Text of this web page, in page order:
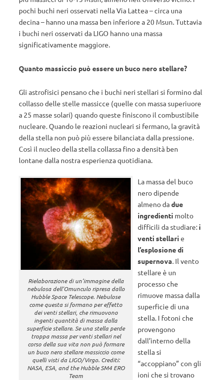
pochi buchi neri osservati nella Via Lattea – circa una
decina – hanno una massa ben inferiore a 20 Msun. Tuttavia
i buchi neri osservati da LIGO hanno una massa
significativamente maggiore.
Quanto massiccio può essere un buco nero stellare?
Gli astrofisici pensano che i buchi neri stellari si formino dal
collasso delle stelle massicce (quelle con massa superiuore
a 25 masse solari) quando queste finiscono il combustibile
nucleare. Quando le reazioni nucleari si fermano, la gravità
della stella non può più essere bilanciata dalla pressione.
Così il nucleo della stella collassa fino a densità ben
lontane dalla nostra esperienza quotidiana.
Rielaborazione di un’immagine della
nebulosa dell’Omunculo ripresa dallo
Hubble Space Telescope. Nebulose
come questa si formano per effetto
dei venti stellari, che rimuovono
ingenti quantità di massa dalla
superficie stellare. Se una stella perde
troppa massa per venti stellari nel
corso della sua vita non può formare
un buco nero stellare massiccio come
quelli visti da LIGO/Virgo. Crediti:
NASA, ESA, and the Hubble SM4 ERO
Team
La massa del buco
nero dipende
almeno dadue
ingredienti molto
difficili da studiare: i
venti stellari e
l’esplosione di
supernova. Il vento
stellare è un
processo che
rimuove massa dalla
superficie di una
stella. I fotoni che
provengono
dall’interno della
stella si
“accoppiano” con gli
ioni che si trovano